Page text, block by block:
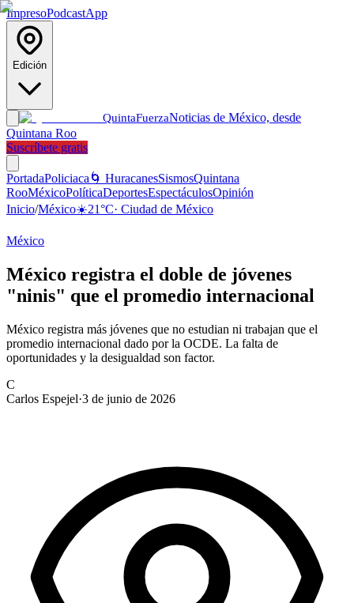
ImpresoPodcastApp
Edición
QuintaFuerzaNoticias de México, desde
Quintana Roo
Suscríbete gratis
PortadaPoliciaca 🌀 HuracanesSismosQuintana
RooMéxicoPolíticaDeportesEspectáculosOpinión
Inicio/México☀️21°C· Ciudad de México
México
México registra el doble de jóvenes
"ninis" que el promedio internacional
México registra más jóvenes que no estudian ni trabajan que el
promedio internacional dado por la OCDE. La falta de
oportunidades y la desigualdad son factor.
C
Carlos Espejel·3 de junio de 2026